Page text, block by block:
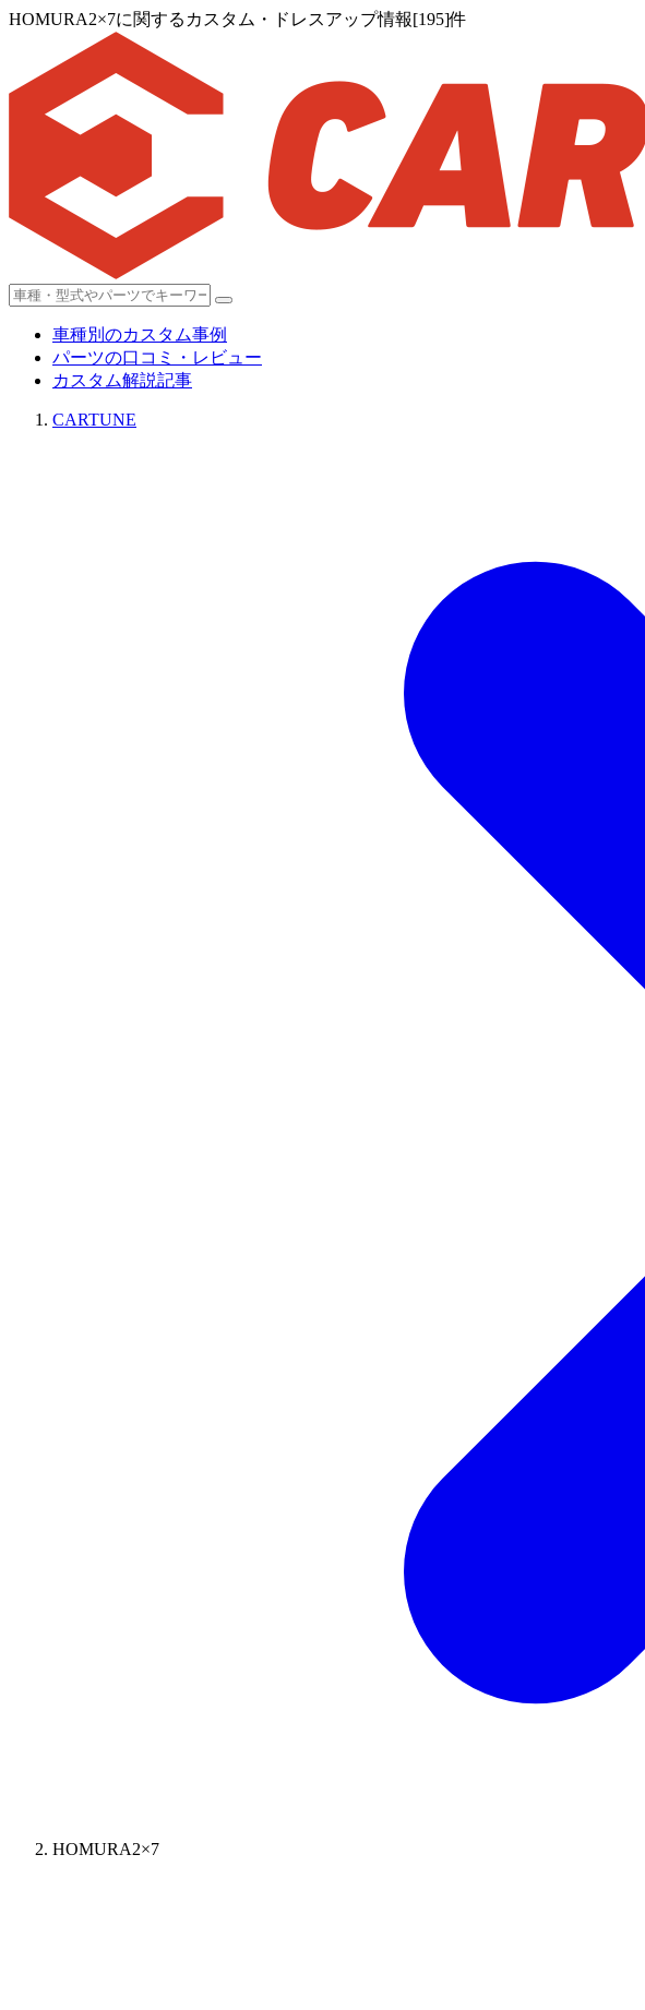
HOMURA2×7に関するカスタム・ドレスアップ情報[195]件
車種別のカスタム事例
パーツの口コミ・レビュー
カスタム解説記事
CARTUNE
HOMURA2×7